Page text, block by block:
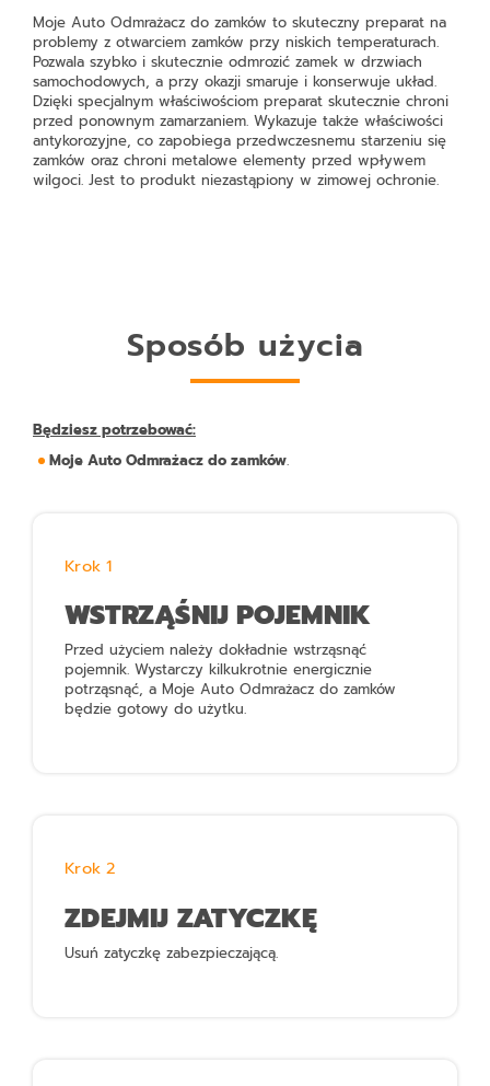
Moje Auto Odmrażacz do zamków to skuteczny preparat na
problemy z otwarciem zamków przy niskich temperaturach.
Pozwala szybko i skutecznie odmrozić zamek w drzwiach
samochodowych, a przy okazji smaruje i konserwuje układ.
Dzięki specjalnym właściwościom preparat skutecznie chroni
przed ponownym zamarzaniem. Wykazuje także właściwości
antykorozyjne, co zapobiega przedwczesnemu starzeniu się
zamków oraz chroni metalowe elementy przed wpływem
wilgoci. Jest to produkt niezastąpiony w zimowej ochronie.
Sposób użycia
Będziesz potrzebować:
Moje Auto Odmrażacz do zamków.
Krok 1
WSTRZĄŚNIJ POJEMNIK
Przed użyciem należy dokładnie wstrząsnąć
pojemnik. Wystarczy kilkukrotnie energicznie
potrząsnąć, aMoje Auto Odmrażacz do zamków
będzie gotowy do użytku.
Krok 2
ZDEJMIJ ZATYCZKĘ
Usuń zatyczkę zabezpieczającą.